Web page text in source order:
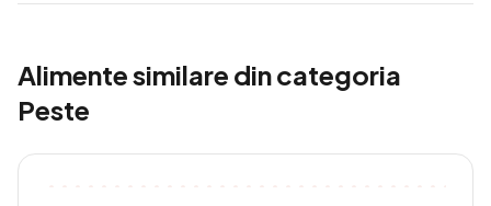
Alimente similare din categoria
Peste